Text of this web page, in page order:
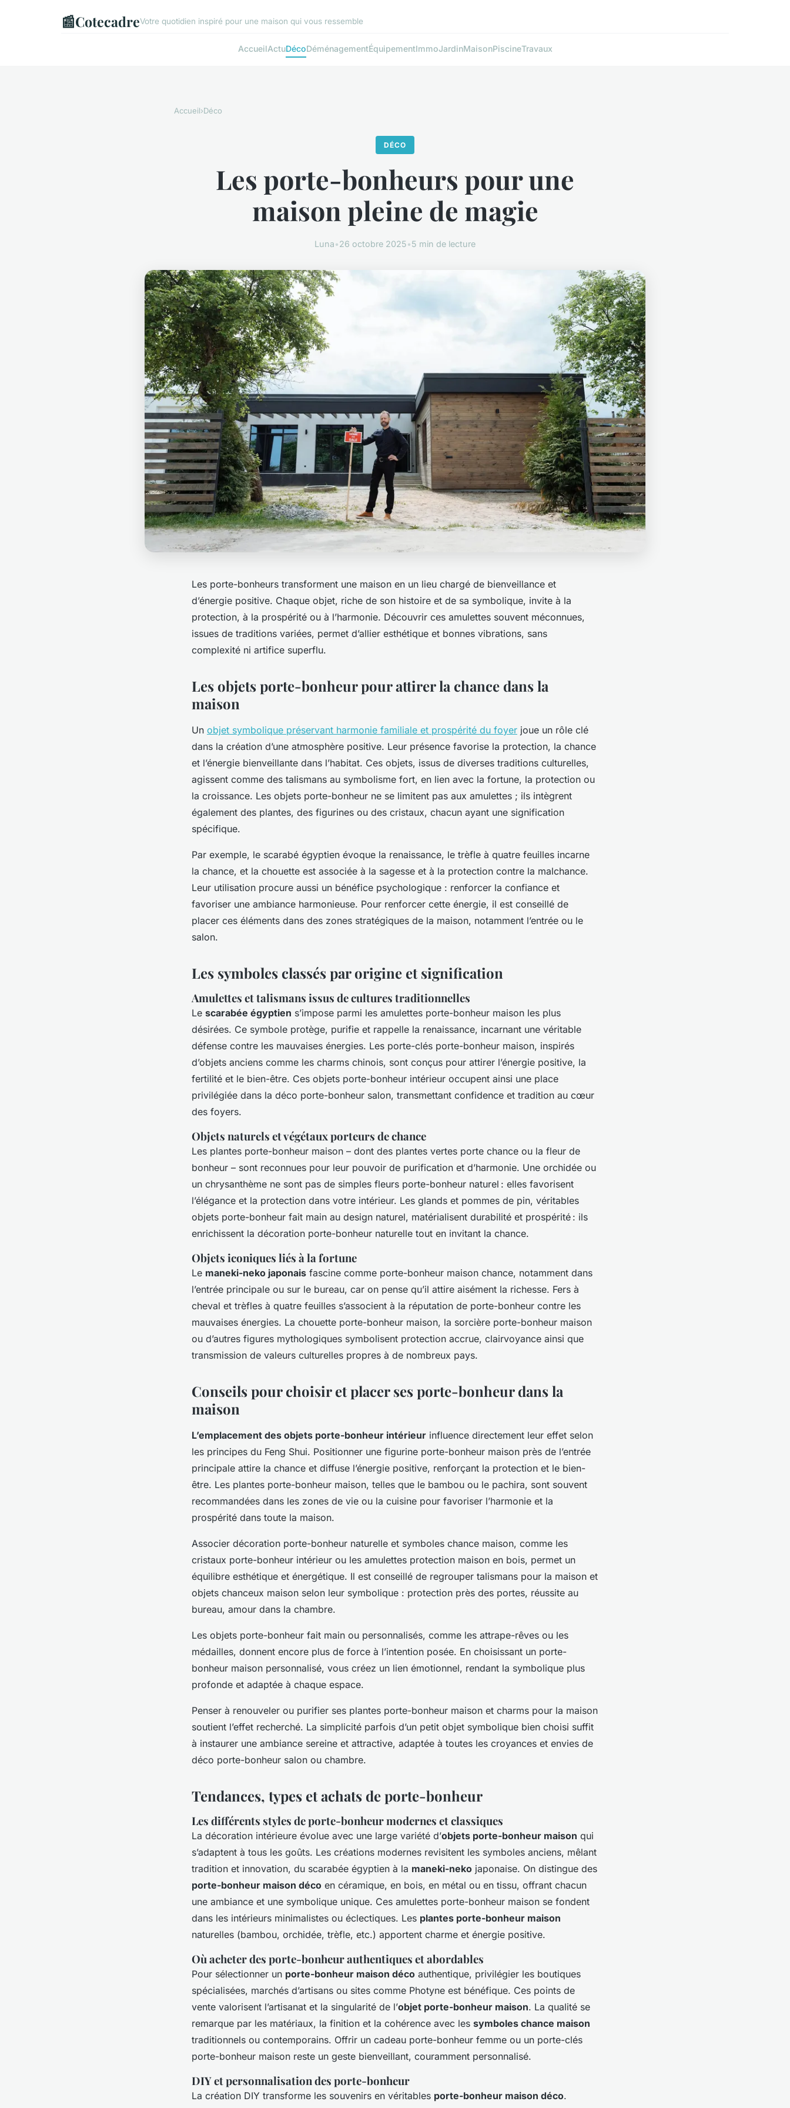
📰CotecadreVotre quotidien inspiré pour une maison qui vous ressemble
AccueilActuDécoDéménagementÉquipementImmoJardinMaisonPiscineTravaux
Accueil›Déco
DÉCO
Les porte-bonheurs pour une
maison pleine de magie
Luna•26 octobre 2025•5 min de lecture
Les porte-bonheurs transforment une maison en un lieu chargé de bienveillance et
d’énergie positive. Chaque objet, riche de son histoire et de sa symbolique, invite à la
protection, à la prospérité ou à l’harmonie. Découvrir ces amulettes souvent méconnues,
issues de traditions variées, permet d’allier esthétique et bonnes vibrations, sans
complexité ni artifice superflu.
Les objets porte-bonheur pour attirer la chance dans la
maison
Un objet symbolique préservant harmonie familiale et prospérité du foyer joue un rôle clé
dans la création d’une atmosphère positive. Leur présence favorise la protection, la chance
et l’énergie bienveillante dans l’habitat. Ces objets, issus de diverses traditions culturelles,
agissent comme des talismans au symbolisme fort, en lien avec la fortune, la protection ou
la croissance. Les objets porte-bonheur ne se limitent pas aux amulettes ; ils intègrent
également des plantes, des figurines ou des cristaux, chacun ayant une signification
spécifique.
Par exemple, le scarabé égyptien évoque la renaissance, le trèfle à quatre feuilles incarne
la chance, et la chouette est associée à la sagesse et à la protection contre la malchance.
Leur utilisation procure aussi un bénéfice psychologique : renforcer la confiance et
favoriser une ambiance harmonieuse. Pour renforcer cette énergie, il est conseillé de
placer ces éléments dans des zones stratégiques de la maison, notamment l’entrée ou le
salon.
Les symboles classés par origine et signification
Amulettes et talismans issus de cultures traditionnelles
Le scarabée égyptien s’impose parmi les amulettes porte-bonheur maison les plus
désirées. Ce symbole protège, purifie et rappelle la renaissance, incarnant une véritable
défense contre les mauvaises énergies. Les porte-clés porte-bonheur maison, inspirés
d’objets anciens comme les charms chinois, sont conçus pour attirer l’énergie positive, la
fertilité et le bien-être. Ces objets porte-bonheur intérieur occupent ainsi une place
privilégiée dans la déco porte-bonheur salon, transmettant confidence et tradition au cœur
des foyers.
Objets naturels et végétaux porteurs de chance
Les plantes porte-bonheur maison – dont des plantes vertes porte chance ou la fleur de
bonheur – sont reconnues pour leur pouvoir de purification et d’harmonie. Une orchidée ou
un chrysanthème ne sont pas de simples fleurs porte-bonheur naturel : elles favorisent
l’élégance et la protection dans votre intérieur. Les glands et pommes de pin, véritables
objets porte-bonheur fait main au design naturel, matérialisent durabilité et prospérité : ils
enrichissent la décoration porte-bonheur naturelle tout en invitant la chance.
Objets iconiques liés à la fortune
Le maneki-neko japonais fascine comme porte-bonheur maison chance, notamment dans
l’entrée principale ou sur le bureau, car on pense qu’il attire aisément la richesse. Fers à
cheval et trèfles à quatre feuilles s’associent à la réputation de porte-bonheur contre les
mauvaises énergies. La chouette porte-bonheur maison, la sorcière porte-bonheur maison
ou d’autres figures mythologiques symbolisent protection accrue, clairvoyance ainsi que
transmission de valeurs culturelles propres à de nombreux pays.
Conseils pour choisir et placer ses porte-bonheur dans la
maison
L’emplacement des objets porte-bonheur intérieur influence directement leur effet selon
les principes du Feng Shui. Positionner une figurine porte-bonheur maison près de l’entrée
principale attire la chance et diffuse l’énergie positive, renforçant la protection et le bien-
être. Les plantes porte-bonheur maison, telles que le bambou ou le pachira, sont souvent
recommandées dans les zones de vie ou la cuisine pour favoriser l’harmonie et la
prospérité dans toute la maison.
Associer décoration porte-bonheur naturelle et symboles chance maison, comme les
cristaux porte-bonheur intérieur ou les amulettes protection maison en bois, permet un
équilibre esthétique et énergétique. Il est conseillé de regrouper talismans pour la maison et
objets chanceux maison selon leur symbolique : protection près des portes, réussite au
bureau, amour dans la chambre.
Les objets porte-bonheur fait main ou personnalisés, comme les attrape-rêves ou les
médailles, donnent encore plus de force à l’intention posée. En choisissant un porte-
bonheur maison personnalisé, vous créez un lien émotionnel, rendant la symbolique plus
profonde et adaptée à chaque espace.
Penser à renouveler ou purifier ses plantes porte-bonheur maison et charms pour la maison
soutient l’effet recherché. La simplicité parfois d’un petit objet symbolique bien choisi suffit
à instaurer une ambiance sereine et attractive, adaptée à toutes les croyances et envies de
déco porte-bonheur salon ou chambre.
Tendances, types et achats de porte-bonheur
Les différents styles de porte-bonheur modernes et classiques
La décoration intérieure évolue avec une large variété d’objets porte-bonheur maison qui
s’adaptent à tous les goûts. Les créations modernes revisitent les symboles anciens, mêlant
tradition et innovation, du scarabée égyptien à la maneki-neko japonaise. On distingue des
porte-bonheur maison déco en céramique, en bois, en métal ou en tissu, offrant chacun
une ambiance et une symbolique unique. Ces amulettes porte-bonheur maison se fondent
dans les intérieurs minimalistes ou éclectiques. Les plantes porte-bonheur maison
naturelles (bambou, orchidée, trèfle, etc.) apportent charme et énergie positive.
Où acheter des porte-bonheur authentiques et abordables
Pour sélectionner un porte-bonheur maison déco authentique, privilégier les boutiques
spécialisées, marchés d’artisans ou sites comme Photyne est bénéfique. Ces points de
vente valorisent l’artisanat et la singularité de l’objet porte-bonheur maison. La qualité se
remarque par les matériaux, la finition et la cohérence avec les symboles chance maison
traditionnels ou contemporains. Offrir un cadeau porte-bonheur femme ou un porte-clés
porte-bonheur maison reste un geste bienveillant, couramment personnalisé.
DIY et personnalisation des porte-bonheur
La création DIY transforme les souvenirs en véritables porte-bonheur maison déco.